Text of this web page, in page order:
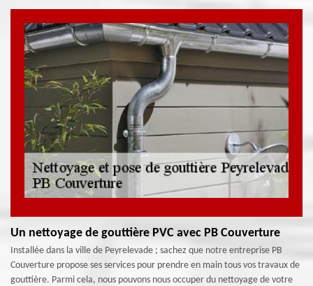
Un nettoyage de gouttière PVC avec PB Couverture
Installée dans la ville de Peyrelevade ; sachez que notre entreprise PB
Couverture propose ses services pour prendre en main tous vos travaux de
gouttière. Parmi cela, nous pouvons nous occuper du nettoyage de votre